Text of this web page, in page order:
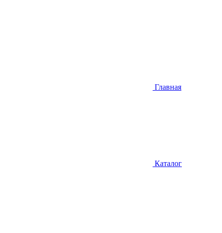
Главная
Каталог